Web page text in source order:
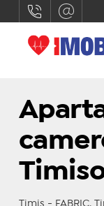
Timis - FABRIC,